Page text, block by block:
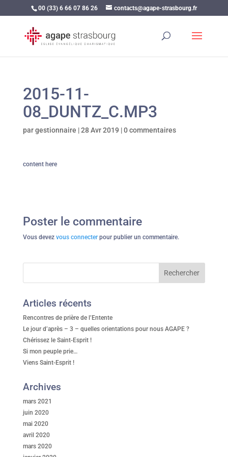
00 (33) 6 66 07 86 26 contacts@agape-strasbourg.fr
2015-11-
08_DUNTZ_C.MP3
pargestionnaire |28 Avr 2019 |0 commentaires
content here
Poster le commentaire
Vous devez vous connecterpour publier un commentaire.
Articles récents
Rencontres de prière de l’Entente
Le jour d’après – 3 – quelles orientations pour nous AGAPE ?
Chérissez le Saint-Esprit !
Si mon peuple prie…
Viens Saint-Esprit !
Archives
mars 2021
juin 2020
mai 2020
avril 2020
mars 2020